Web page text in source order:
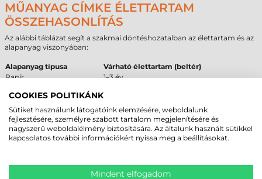
MŰANYAG CÍMKE ÉLETTARTAM
ÖSSZEHASONLÍTÁS
Az alábbi táblázat segít a szakmai döntéshozatalban az élettartam és az
alapanyag viszonyában:
Alapanyag típusa
Várható élettartam (beltér)
Papír
1–3 év
Műanyag (PE)
AJÁNLOTT ÉS NEM AJÁNLOTT
FELÜLETEK
foglalja össze a javasolt felhasználási felületeket a beszerzői döntés
COOKIES POLITIKÁNK
Sütiket használunk látogatóink elemzésére, weboldalunk
fejlesztésére, személyre szabott tartalom megjelenítésére és
nagyszerű weboldalélmény biztosítására. Az általunk használt sütikkel
kapcsolatos további információkért nyissa meg a beállításokat.
Mindent elfogadom